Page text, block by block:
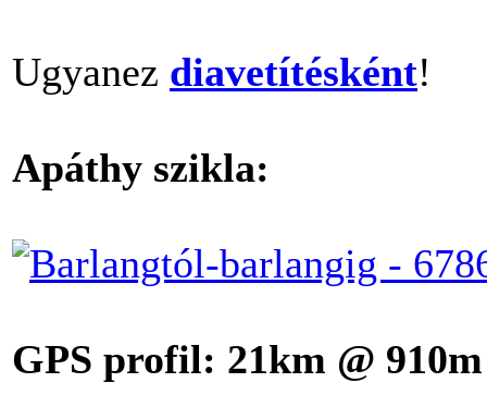
Ugyanez diavetítésként!
Apáthy szikla:
GPS profil: 21km @